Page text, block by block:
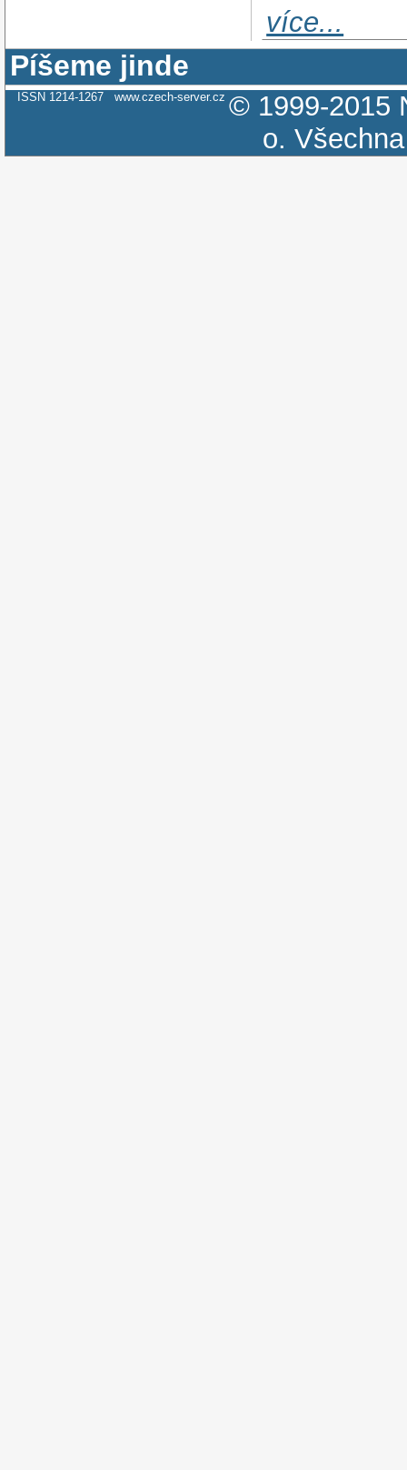
více...
Píšeme jinde
ISSN 1214-1267 www.czech-server.cz © 1999-2015
o.